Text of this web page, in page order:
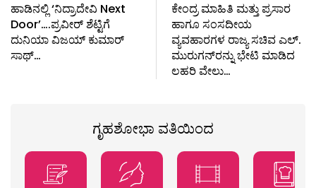
ಹಾಡಿನಲ್ಲಿ ‘ನಿದ್ರಾದೇವಿ Next
Door’….ಪ್ರವೀರ್ ಶೆಟ್ಟಿಗೆ
ದುನಿಯಾ ವಿಜಯ್ ಕುಮಾರ್
ಸಾಥ್…
ಕೇಂದ್ರ ಮಾಹಿತಿ ಮತ್ತು ಪ್ರಸಾರ
ಹಾಗೂ ಸಂಸದೀಯ
ವ್ಯವಹಾರಗಳ ರಾಜ್ಯ ಸಚಿವ ಎಲ್.
ಮುರುಗನ್‌ರನ್ನು ಭೇಟಿ ಮಾಡಿದ
ಲಹರಿ ವೇಲು…
ಗೃಹಶೋಭಾ ವತಿಯಿಂದ